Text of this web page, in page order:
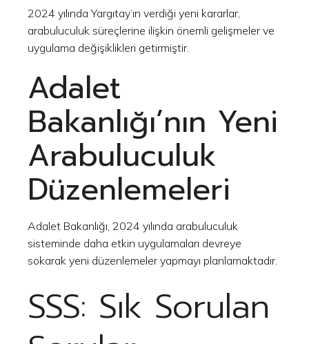
2024 yılında Yargıtay’ın verdiği yeni kararlar,
arabuluculuk süreçlerine ilişkin önemli gelişmeler ve
uygulama değişiklikleri getirmiştir.
Adalet
Bakanlığı’nın Yeni
Arabuluculuk
Düzenlemeleri
Adalet Bakanlığı, 2024 yılında arabuluculuk
sisteminde daha etkin uygulamaları devreye
sokarak yeni düzenlemeler yapmayı planlamaktadır.
SSS: Sık Sorulan